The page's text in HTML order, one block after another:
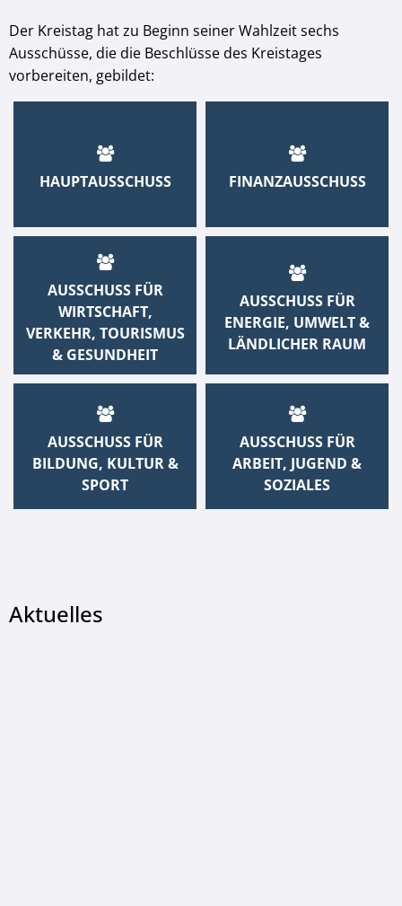
Der Kreistag hat zu Beginn seiner Wahlzeit sechs
Ausschüsse, die die Beschlüsse des Kreistages
vorbereiten, gebildet:
HAUPTAUSSCHUSS FINANZAUSSCHUSS
AUSSCHUSS FÜR
WIRTSCHAFT,
VERKEHR, TOURISMUS
& GESUNDHEIT
AUSSCHUSS FÜR
ENERGIE, UMWELT &
LÄNDLICHER RAUM
AUSSCHUSS FÜR
BILDUNG, KULTUR &
SPORT
AUSSCHUSS FÜR
ARBEIT, JUGEND &
SOZIALES
Aktuelles